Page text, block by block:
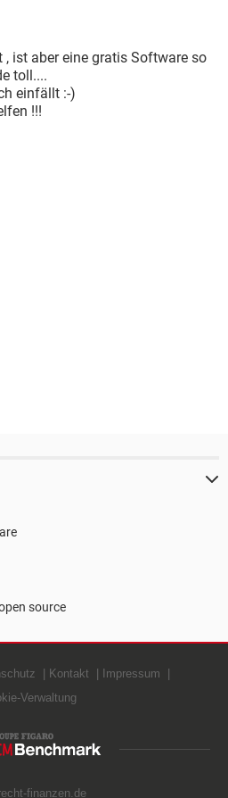
ist aber eine gratis Software so
toll....
einfällt :-)
!!!
source
Kontakt
Impressum
Verwaltung
finanzen.de